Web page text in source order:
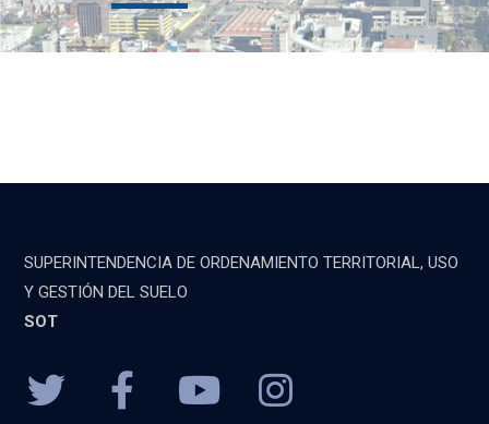
SUPERINTENDENCIA DE ORDENAMIENTO TERRITORIAL, USO
Y GESTIÓN DEL SUELO
SOT